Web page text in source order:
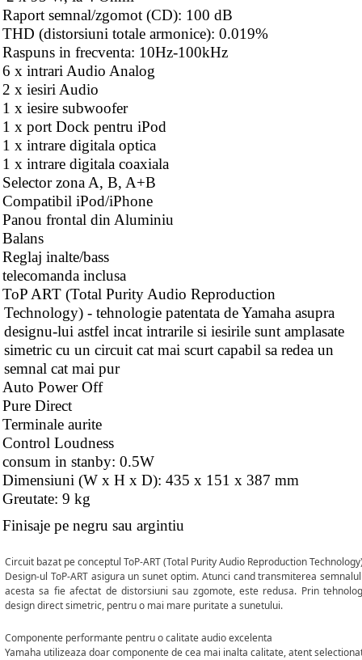
Raport semnal/zgomot (CD): 100 dB
THD (distorsiuni totale armonice): 0.019%
Raspuns in frecventa: 10Hz-100kHz
6 x intrari Audio Analog
2 x iesiri Audio
1 x iesire subwoofer
1 x port Dock pentru iPod
1 x intrare digitala optica
1 x intrare digitala coaxiala
Selector zona A, B, A+B
Compatibil iPod/iPhone
Panou frontal din Aluminiu
Balans
Reglaj inalte/bass
telecomanda inclusa
ToP ART (Total Purity Audio Reproduction
Technology) - tehnologie patentata de Yamaha asupra
designu-lui astfel incat intrarile si iesirile sunt amplasate
simetric cu un circuit cat mai scurt capabil sa redea un
semnal cat mai pur
Auto Power Off
Pure Direct
Terminale aurite
Control Loudness
consum in stanby: 0.5W
Dimensiuni (W x H x D): 435 x 151 x 387 mm
Greutate: 9 kg
Finisaje pe negru sau argintiu
Circuit bazat pe conceptul ToP-ART (Total Purity Audio Reproduction
Design-ul ToP-ART asigura un sunet optim. Atunci cand transmiterea
acesta sa fie afectat de distorsiuni sau zgomote, este redusa. Prin
design direct simetric, pentru o mai mare puritate a sunetului.
Componente performante pentru o calitate audio excelenta
Yamaha utilizeaza doar componente de cea mai inalta calitate, atent